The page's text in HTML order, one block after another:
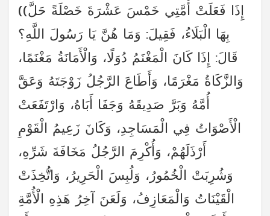
((إِذَا فَعَلَتْ أُمَّتِي خَمْسَ عَشْرَةَ خَصْلَةً حَلَّ
بِهَا الْبَلَاءُ، فَقِيلَ: وَمَا هُنَّ يَا رَسُولَ اللَّهِ؟
قَالَ: إِذَا كَانَ الْمَغْنَمُ دُوَلًا، وَالْأَمَانَةُ مَغْنَمًا،
وَالزَّكَاةُ مَغْرَمًا، وَأَطَاعَ الرَّجُلُ زَوْجَتَهُ وَعَقَّ
أُمَّهُ وَبَرَّ صَدِيقَهُ وَجَفَا أَبَاهُ، وَارْتَفَعَتْ
الْأَصْوَاتُ فِي الْمَسَاجِدِ، وَكَانَ زَعِيمُ الْقَوْمِ
أَرْذَلَهُمْ، وَأُكْرِمَ الرَّجُلُ مَخَافَةَ شَرِّهِ،
وَشُرِبَتْ الْخُمُورُ، وَلُبِسَ الْحَرِيرُ، وَاتُّخِذَتْ
الْقَيْنَاتُ وَالْمَعَازِفُ، وَلَعَنَ آخِرُ هَذِهِ الْأُمَّةِ